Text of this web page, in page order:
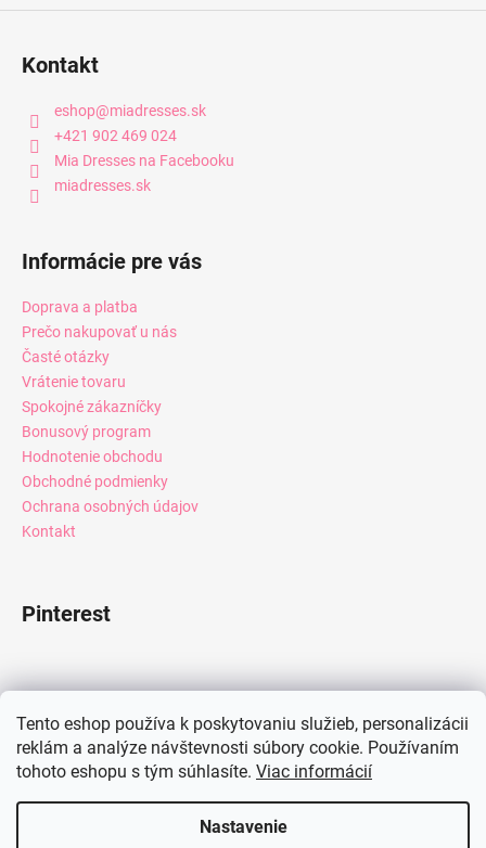
Tento eshop používa k poskytovaniu služieb, personalizácii
reklám a analýze návštevnosti súbory cookie. Používaním
tohoto eshopu s tým súhlasíte. Viac informácií
Nastavenie
Kontakt
eshop@miadresses.sk
+421 902 469 024
Mia Dresses na Facebooku
miadresses.sk
Informácie pre vás
Doprava a platba
Prečo nakupovať u nás
Časté otázky
Vrátenie tovaru
Spokojné zákazníčky
Bonusový program
Hodnotenie obchodu
Obchodné podmienky
Ochrana osobných údajov
Kontakt
Pinterest
Instagram